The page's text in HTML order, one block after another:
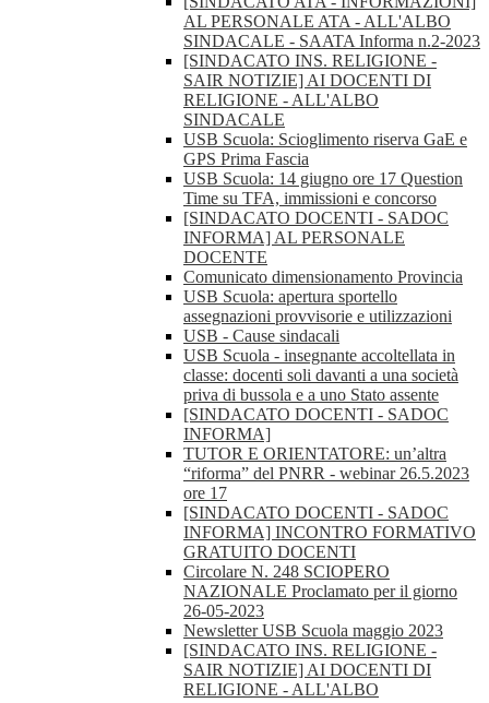
AL PERSONALE ATA - ALL'ALBO
SINDACALE - SAATA Informa n.2-2023
[SINDACATO INS. RELIGIONE -
SAIR NOTIZIE] AI DOCENTI DI
RELIGIONE - ALL'ALBO
SINDACALE
USB Scuola: Scioglimento riserva GaE e
GPS Prima Fascia
USB Scuola: 14 giugno ore 17 Question
Time su TFA, immissioni e concorso
[SINDACATO DOCENTI - SADOC
INFORMA] AL PERSONALE
DOCENTE
Comunicato dimensionamento Provincia
USB Scuola: apertura sportello
assegnazioni provvisorie e utilizzazioni
USB - Cause sindacali
USB Scuola - insegnante accoltellata in
classe: docenti soli davanti a una società
priva di bussola e a uno Stato assente
[SINDACATO DOCENTI - SADOC
INFORMA]
TUTOR E ORIENTATORE: un’altra
“riforma” del PNRR - webinar 26.5.2023
ore 17
[SINDACATO DOCENTI - SADOC
INFORMA] INCONTRO FORMATIVO
GRATUITO DOCENTI
Circolare N. 248 SCIOPERO
NAZIONALE Proclamato per il giorno
26-05-2023
Newsletter USB Scuola maggio 2023
[SINDACATO INS. RELIGIONE -
SAIR NOTIZIE] AI DOCENTI DI
RELIGIONE - ALL'ALBO